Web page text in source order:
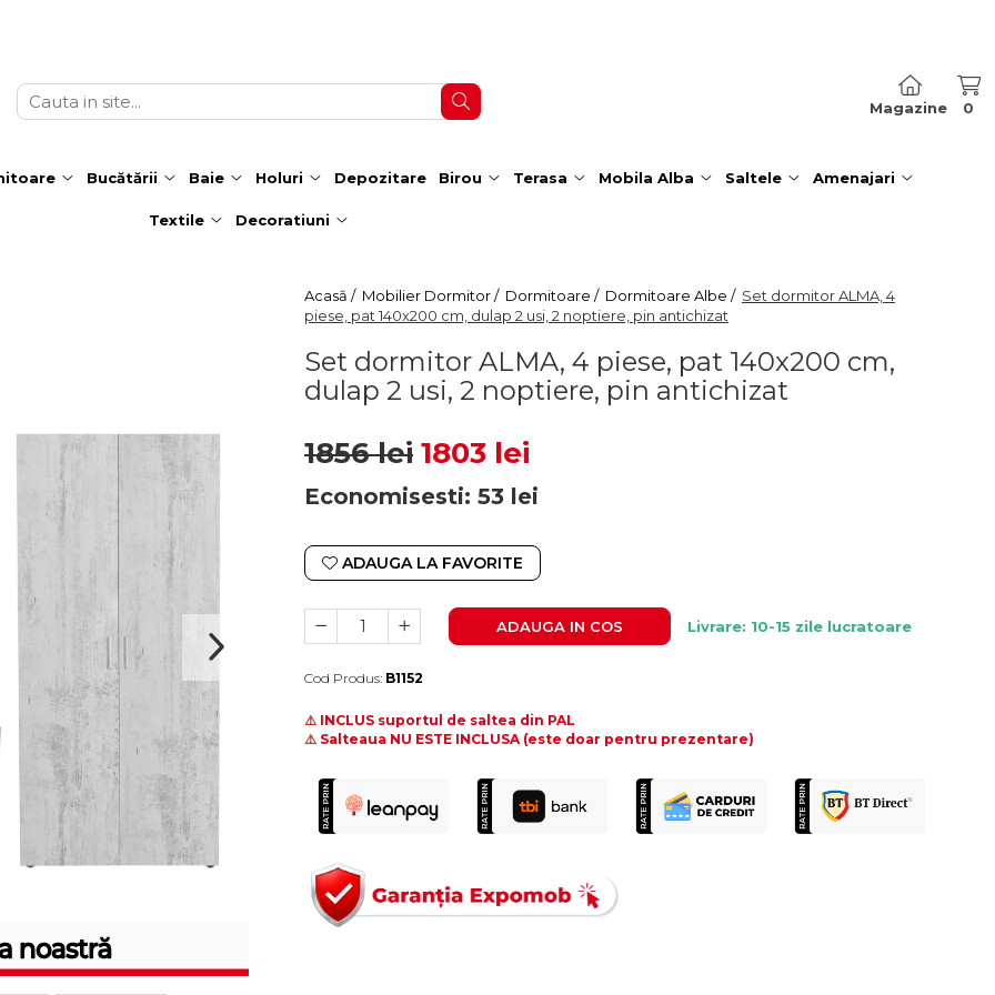
Magazine 0
Bucătării Baie Holuri Depozitare Birou Terasa Mobila Alba Saltele Amenajari
Textile Decoratiuni
Acasă / Mobilier Dormitor / Dormitoare / Dormitoare Albe / Set dormitor ALMA, 4
piese, pat 140x200 cm, dulap 2 usi, 2 noptiere, pin antichizat
Set dormitor ALMA, 4 piese, pat 140x200 cm,
dulap 2 usi, 2 noptiere, pin antichizat
1856 lei 1803 lei
Economisesti: 53 lei
ADAUGA LA FAVORITE
ADAUGA IN COS Livrare: 10-15 zile lucratoare
Cod Produs: B1152
⚠️ INCLUS suportul de saltea din PAL
⚠️ Salteaua NU ESTE INCLUSA (este doar pentru prezentare)